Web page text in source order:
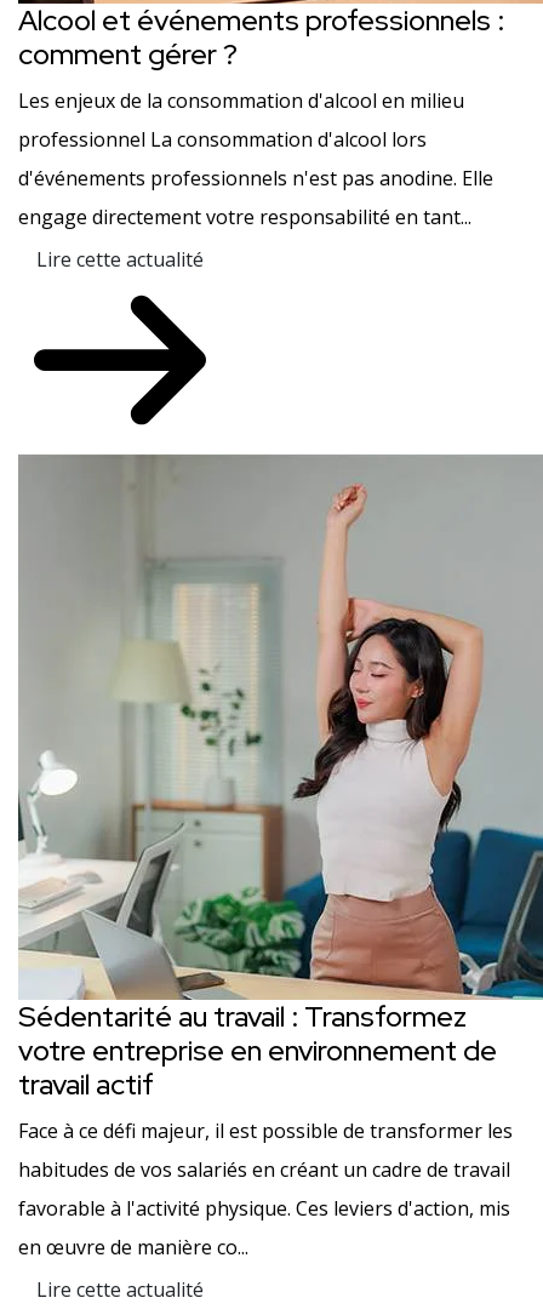
Alcool et événements professionnels :
comment gérer ?
Les enjeux de la consommation d'alcool en milieu
professionnel La consommation d'alcool lors
d'événements professionnels n'est pas anodine. Elle
engage directement votre responsabilité en tant...
Lire cette actualité
Sédentarité au travail : Transformez
votre entreprise en environnement de
travail actif
Face à ce défi majeur, il est possible de transformer les
habitudes de vos salariés en créant un cadre de travail
favorable à l'activité physique. Ces leviers d'action, mis
en œuvre de manière co...
Lire cette actualité